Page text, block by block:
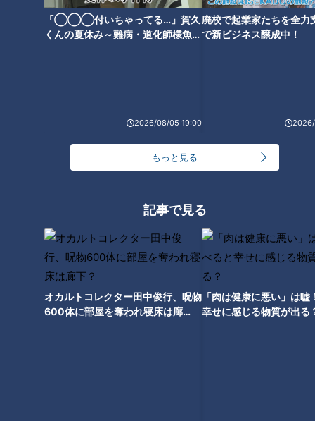
「◯◯◯付いちゃってる…」賀久
くんの夏休み～難病・道化師様魚鱗
2026/08/05 19:00
廃校で起業家たちを全力
で新ビジネス醸成中！
もっと見る
記事で見る
オカルトコレクター田中俊行、呪物
600体に部屋を奪われ寝床は廊
「肉は健康に悪い」は嘘
幸せに感じる物質が出る
完成まで、なんと21秒！
CBCテレビ『チャント！』いただきます！ほぼ地元だけ 愛されFOOD
人気の理由２つ目は、ボリューム。
並でも一人前およそ３５０ｇというボリュームで大盛りのダブ
ルは、なんと５００ｇ！
それでも働き盛りの人たちはペロリと平らげます！天かす、油